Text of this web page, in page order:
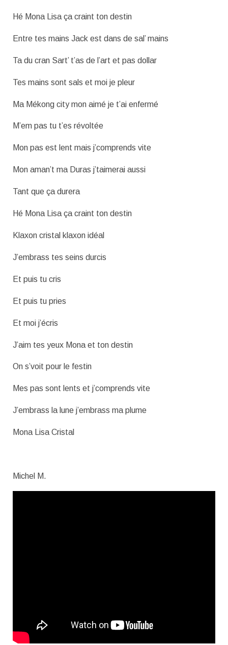
Hé Mona Lisa ça craint ton destin
Entre tes mains Jack est dans de sal’ mains
Ta du cran Sart’ t’as de l’art et pas dollar
Tes mains sont sals et moi je pleur
Ma Mékong city mon aimé je t’ai enfermé
M’em pas tu t’es révoltée
Mon pas est lent mais j’comprends vite
Mon aman’t ma Duras j’taimerai aussi
Tant que ça durera
Hé Mona Lisa ça craint ton destin
Klaxon cristal klaxon idéal
J’embrass tes seins durcis
Et puis tu cris
Et puis tu pries
Et moi j’écris
J’aim tes yeux Mona et ton destin
On s’voit pour le festin
Mes pas sont lents et j’comprends vite
J’embrass la lune j’embrass ma plume
Mona Lisa Cristal
Michel M.